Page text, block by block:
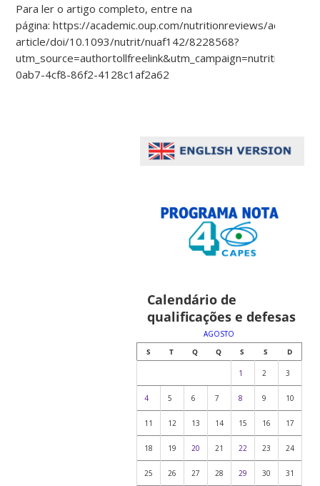
Para ler o artigo completo, entre na
página: https://academic.oup.com/nutritionreviews/advance-
article/doi/10.1093/nutrit/nuaf142/8228568?
0ab7-4cf8-86f2-4128c1af2a62
Calendário de
qualificações e defesas
AGOSTO
S
T Q Q S S D
1 2 3
4 5 6 7 8 9 10
11 12 13 14 15 16 17
18 19 20 21 22 23 24
25 26 27 28 29 30 31